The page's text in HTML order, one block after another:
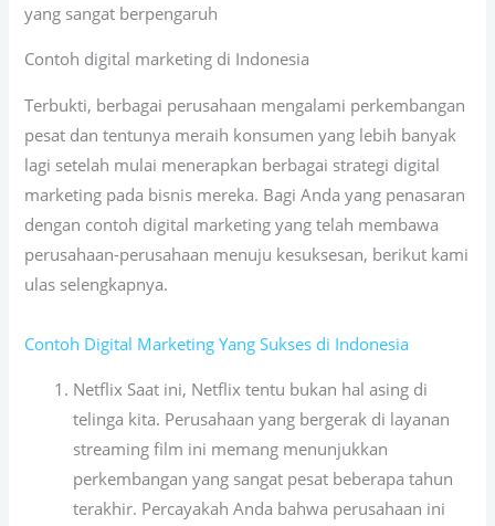
yang sangat berpengaruh
Contoh digital marketing di Indonesia
Terbukti, berbagai perusahaan mengalami perkembangan
pesat dan tentunya meraih konsumen yang lebih banyak
lagi setelah mulai menerapkan berbagai strategi digital
marketing pada bisnis mereka. Bagi Anda yang penasaran
dengan contoh digital marketing yang telah membawa
perusahaan-perusahaan menuju kesuksesan, berikut kami
ulas selengkapnya.
Contoh Digital Marketing Yang Sukses di Indonesia
Netflix Saat ini, Netflix tentu bukan hal asing di
telinga kita. Perusahaan yang bergerak di layanan
streaming film ini memang menunjukkan
perkembangan yang sangat pesat beberapa tahun
terakhir. Percayakah Anda bahwa perusahaan ini